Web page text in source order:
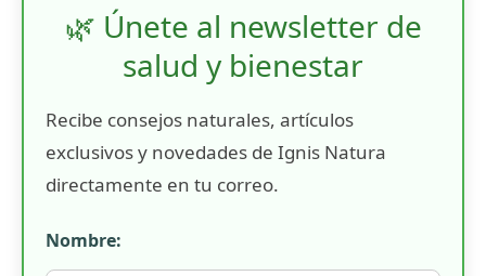
🌿 Únete al newsletter de
salud y bienestar
Recibe consejos naturales, artículos
exclusivos y novedades de Ignis Natura
directamente en tu correo.
Nombre: